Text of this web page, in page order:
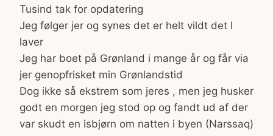
Tusind tak for opdatering
Jeg følger jer og synes det er helt vildt det I
laver
Jeg har boet på Grønland i mange år og får via
jer genopfrisket min Grønlandstid
Dog ikke så ekstrem som jeres , men jeg husker
godt en morgen jeg stod op og fandt ud af der
var skudt en isbjørn om natten i byen (Narssaq)